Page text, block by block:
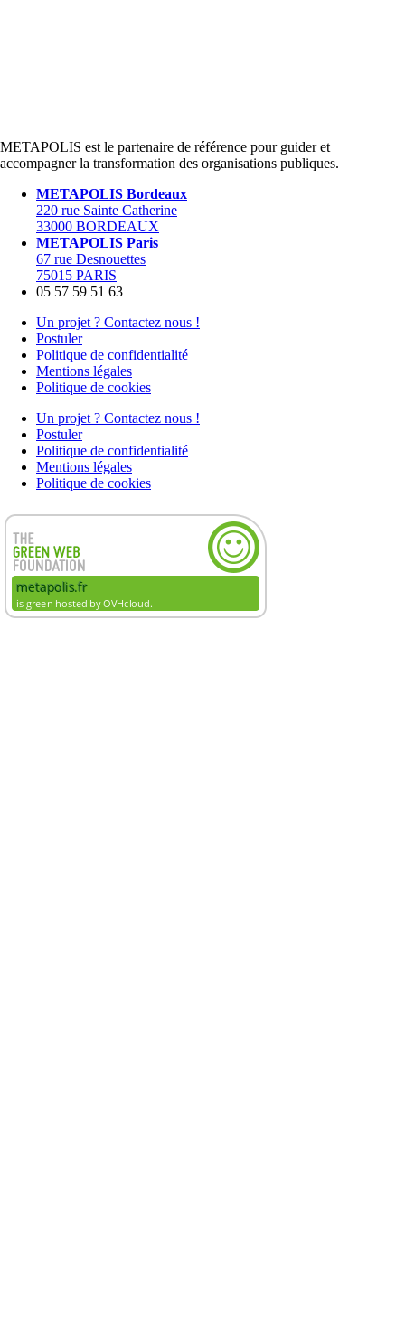
METAPOLIS est le partenaire de référence pour guider et
accompagner la transformation des organisations publiques.
METAPOLIS Bordeaux
220 rue Sainte Catherine
33000 BORDEAUX
METAPOLIS Paris
67 rue Desnouettes
75015 PARIS
05 57 59 51 63
Un projet ? Contactez nous !
Postuler
Politique de confidentialité
Mentions légales
Politique de cookies
Un projet ? Contactez nous !
Postuler
Politique de confidentialité
Mentions légales
Politique de cookies